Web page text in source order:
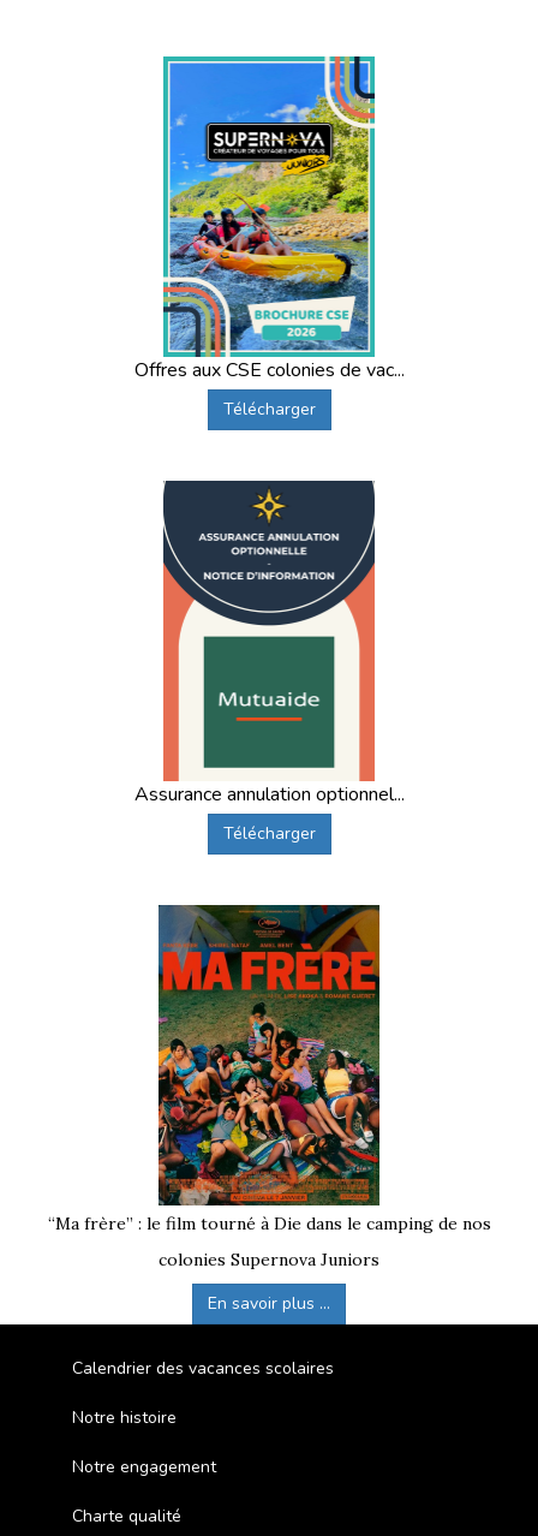
Offres aux CSE colonies de vac...
Télécharger
Assurance annulation optionnel...
Télécharger
“Ma frère” : le film tourné à Die dans le camping de nos
colonies Supernova Juniors
En savoir plus ...
Calendrier des vacances scolaires
Notre histoire
Notre engagement
Charte qualité